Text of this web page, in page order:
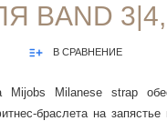
BAND
В СРАВНЕНИЕ
Mijobs Milanese strap
браслета на